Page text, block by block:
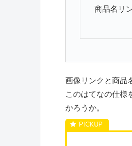
商品名リ
画像リンクと商品
このはてなの仕様
かろうか。